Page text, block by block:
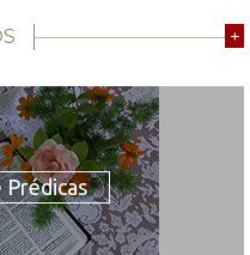
+
Prédicas